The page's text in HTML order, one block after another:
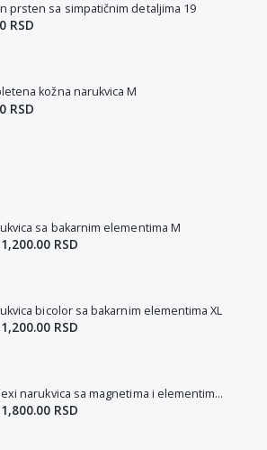
prsten sa simpatičnim detaljima 19
RSD
kožna narukvica M
RSD
sa bakarnim elementima M
1,200.00 RSD
bicolor sa bakarnim elementima XL
1,200.00 RSD
Nežna flexi narukvica sa magnetima i elementima u boji zlata i bakrom M
1,800.00 RSD